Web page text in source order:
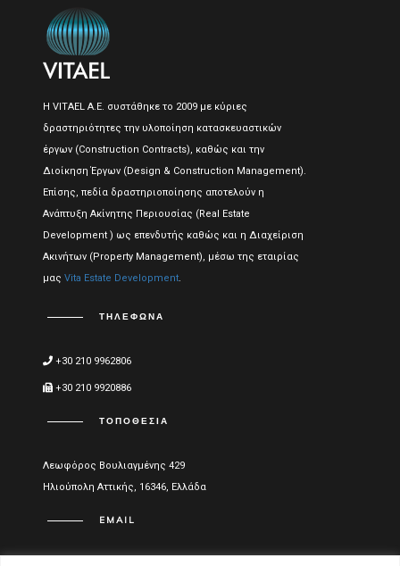
Η VITAEL A.E. συστάθηκε το 2009 με κύριες
δραστηριότητες την υλοποίηση κατασκευαστικών
έργων (Construction Contracts), καθώς και την
Διοίκηση Έργων (Design & Construction Management).
Επίσης, πεδία δραστηριοποίησης αποτελούν η
Ανάπτυξη Ακίνητης Περιουσίας (Real Estate
Development ) ως επενδυτής καθώς και η Διαχείριση
Ακινήτων (Property Management), μέσω της εταιρίας
μας Vita Estate Development.
ΤΗΛΈΦΩΝΑ
+30 210 9962806
+30 210 9920886
ΤΟΠΟΘΕΣΊΑ
Λεωφόρος Βουλιαγμένης 429
Ηλιούπολη Αττικής, 16346, Ελλάδα
EMAIL